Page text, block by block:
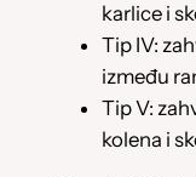
karlice i
Tip IV:
između
Tip V:
kolena i